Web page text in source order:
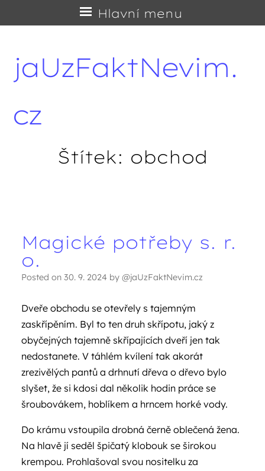
jaUzFaktNevim.
cz
Hlavní menu
na
Štítek: obchod
Magické potřeby s. r.
o.
Posted on 30. 9. 2024 by @jaUzFaktNevim.cz
Dveře obchodu se otevřely s tajemným
zaskřípěním. Byl to ten druh skřípotu, jaký z
obyčejných tajemně skřípajících dveří jen tak
nedostanete. V táhlém kvílení tak akorát
zrezivělých pantů a drhnutí dřeva o dřevo bylo
slyšet, že si kdosi dal několik hodin práce se
šroubovákem, hoblíkem a hrncem horké vody.
Do krámu vstoupila drobná černě oblečená žena.
Na hlavě jí seděl špičatý klobouk se širokou
krempou. Prohlašoval svou nositelku za